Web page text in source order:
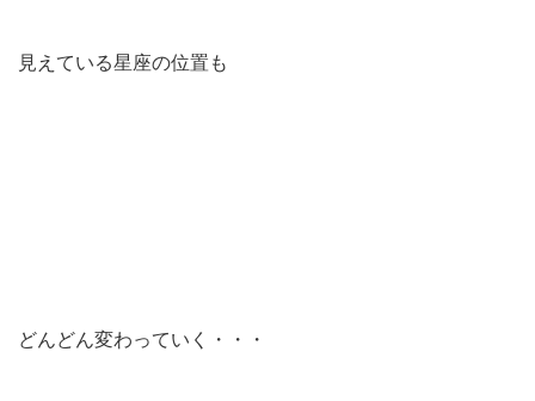
見えている星座の位置も
どんどん変わっていく・・・